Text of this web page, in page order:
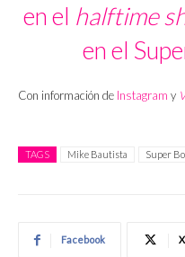
en el halftime
en el
Con información de Instagram y
TAGS Mike Bautista Super
Facebook X